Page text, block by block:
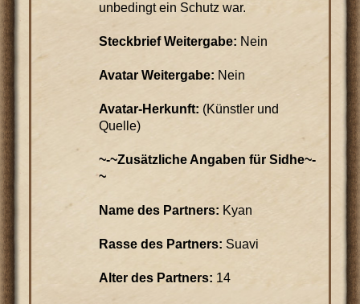
unbedingt ein Schutz war.
Steckbrief Weitergabe: Nein
Avatar Weitergabe: Nein
Avatar-Herkunft: (Künstler und
Quelle)
~-~Zusätzliche Angaben für Sidhe~-
~
Name des Partners: Kyan
Rasse des Partners: Suavi
Alter des Partners: 14